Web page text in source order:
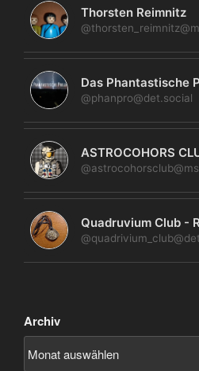
Thorsten Reimnitz
Das Phantastische
@phanpro@det.social
ASTROCOHORS
Quadruvium Club -
Archiv